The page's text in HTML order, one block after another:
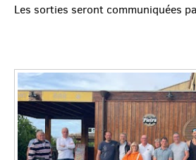
Les sorties seront communiquées